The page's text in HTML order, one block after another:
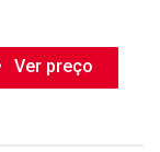
Ver preço